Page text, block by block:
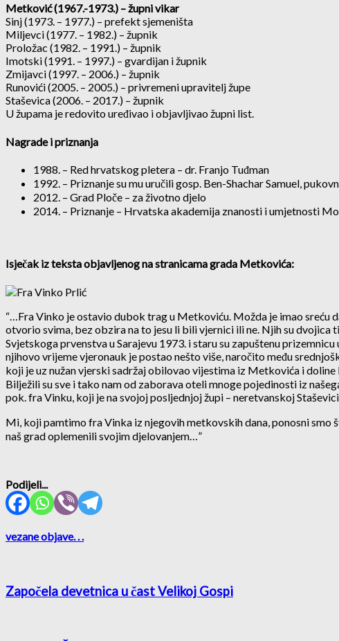
Metković (1967.-1973.) – župni vikar
Sinj (1973. – 1977.) – prefekt sjemeništa
Miljevci (1977. – 1982.) – župnik
Proložac (1982. – 1991.) – župnik
Imotski (1991. – 1997.) – gvardijan i župnik
Zmijavci (1997. – 2006.) – župnik
Runovići (2005. – 2005.) – privremeni upravitelj župe
Staševica (2006. – 2017.) – župnik
U župama je redovito uređivao i objavljivao župni list.
Nagrade i priznanja
1988. – Red hrvatskog pletera – dr. Franjo Tuđman
1992. – Priznanje su mu uručili gosp. Ben-Shachar Samuel,
2012. – Grad Ploče – za životno djelo
2014. – Priznanje – Hrvatska akademija znanosti i umjetnosti
Isječak iz teksta objavljenog na stranicama grada Metkovića:
“…Fra Vinko je ostavio dubok trag u Metkoviću. Možda je imao sreću
otvorio svima, bez obzira na to jesu li bili vjernici ili ne. Njih su
Svjetskoga prvenstva u Sarajevu 1973. i staru su zapuštenu
njihovo vrijeme vjeronauk je postao nešto više, naročito među
koji je uz nužan vjerski sadržaj obilovao vijestima iz Metkovića i
Bilježili su sve i tako nam od zaborava oteli mnoge pojedinosti iz
pok. fra Vinku, koji je na svojoj posljednjoj župi – neretvanskoj
Mi, koji pamtimo fra Vinka iz njegovih metkovskih dana, ponosni smo
naš grad oplemenili svojim djelovanjem…”
Podijeli...
vezane objave. . .
Započela devetnica u čast Velikoj Gospi